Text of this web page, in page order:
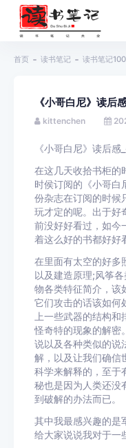
首页 读书笔记 读书笔记
《小哥白尼》读后
kittenchen
《小哥白尼》读后
在这几天收拾书柜的
时侯订阅的《小哥白
份杂志在订阅的时候
玩才定的呢。出于好
前没好好看过，如今
着这么好的书都好好
在里面有太空的好多
以及建造原理;风筝
物各类特征简介，该
它们攻击的话该如何
上一些武器的结构
怪奇特的现象的解密
说以及各种类似的说
解，以及让我们确信
科学来解释的，至于
秘也是因为人类还没
到破解的办法而已。
其中我最感兴趣的是
给大家说说我对于一